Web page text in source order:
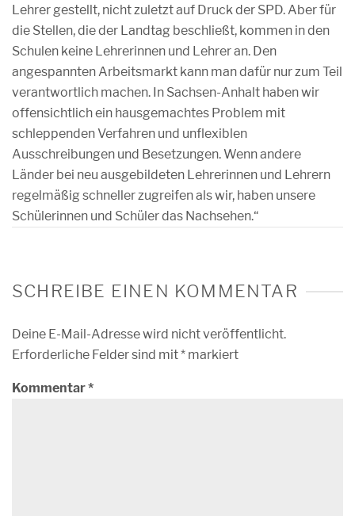
Lehrer gestellt, nicht zuletzt auf Druck der SPD. Aber für
die Stellen, die der Landtag beschließt, kommen in den
Schulen keine Lehrerinnen und Lehrer an. Den
angespannten Arbeitsmarkt kann man dafür nur zum Teil
verantwortlich machen. In Sachsen-Anhalt haben wir
offensichtlich ein hausgemachtes Problem mit
schleppenden Verfahren und unflexiblen
Ausschreibungen und Besetzungen. Wenn andere
Länder bei neu ausgebildeten Lehrerinnen und Lehrern
regelmäßig schneller zugreifen als wir, haben unsere
Schülerinnen und Schüler das Nachsehen.“
SCHREIBE EINEN KOMMENTAR
Deine E-Mail-Adresse wird nicht veröffentlicht.
Erforderliche Felder sind mit* markiert
Kommentar*